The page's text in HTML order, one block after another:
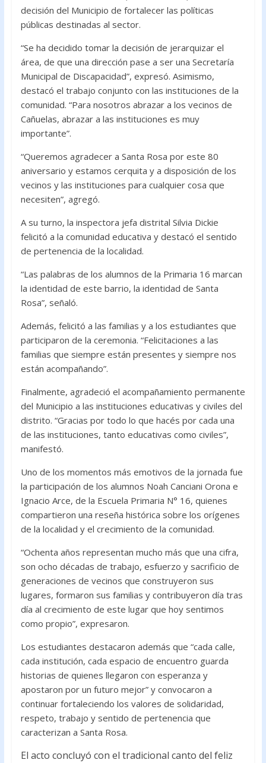
decisión del Municipio de fortalecer las políticas
públicas destinadas al sector.
“Se ha decidido tomar la decisión de jerarquizar el
área, de que una dirección pase a ser una Secretaría
Municipal de Discapacidad”, expresó. Asimismo,
destacó el trabajo conjunto con las instituciones de la
comunidad. “Para nosotros abrazar a los vecinos de
Cañuelas, abrazar a las instituciones es muy
importante”.
“Queremos agradecer a Santa Rosa por este 80
aniversario y estamos cerquita y a disposición de los
vecinos y las instituciones para cualquier cosa que
necesiten”, agregó.
A su turno, la inspectora jefa distrital Silvia Dickie
felicitó a la comunidad educativa y destacó el sentido
de pertenencia de la localidad.
“Las palabras de los alumnos de la Primaria 16 marcan
la identidad de este barrio, la identidad de Santa
Rosa”, señaló.
Además, felicitó a las familias y a los estudiantes que
participaron de la ceremonia. “Felicitaciones a las
familias que siempre están presentes y siempre nos
están acompañando”.
Finalmente, agradeció el acompañamiento permanente
del Municipio a las instituciones educativas y civiles del
distrito. “Gracias por todo lo que hacés por cada una
de las instituciones, tanto educativas como civiles”,
manifestó.
Uno de los momentos más emotivos de la jornada fue
la participación de los alumnos Noah Canciani Orona e
Ignacio Arce, de la Escuela Primaria N° 16, quienes
compartieron una reseña histórica sobre los orígenes
de la localidad y el crecimiento de la comunidad.
“Ochenta años representan mucho más que una cifra,
son ocho décadas de trabajo, esfuerzo y sacrificio de
generaciones de vecinos que construyeron sus
lugares, formaron sus familias y contribuyeron día tras
día al crecimiento de este lugar que hoy sentimos
como propio”, expresaron.
Los estudiantes destacaron además que “cada calle,
cada institución, cada espacio de encuentro guarda
historias de quienes llegaron con esperanza y
apostaron por un futuro mejor” y convocaron a
continuar fortaleciendo los valores de solidaridad,
respeto, trabajo y sentido de pertenencia que
caracterizan a Santa Rosa.
El acto concluyó con el tradicional canto del feliz